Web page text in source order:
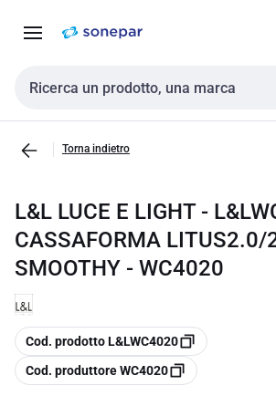
navigazione alla
Cerca input
Torna indietro
L&L LUCE E LIGHT -
CASSAFORMA
SMOOTHY - WC4020
copia
Cod. prodotto L&LWC4020
copia
Cod. produttore WC4020